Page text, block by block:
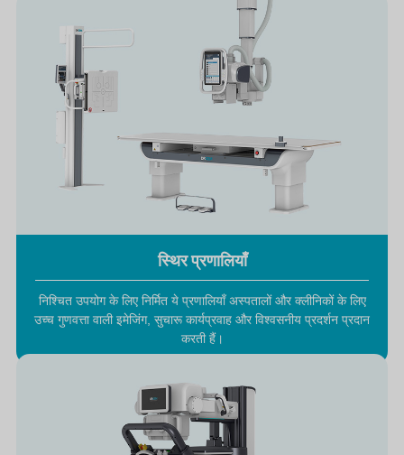
स्थिर प्रणालियाँ
निश्चित उपयोग के लिए निर्मित ये प्रणालियाँ अस्पतालों और क्लीनिकों के लिए
उच्च गुणवत्ता वाली इमेजिंग, सुचारू कार्यप्रवाह और विश्वसनीय प्रदर्शन प्रदान
करती हैं।